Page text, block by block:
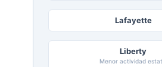
Lafayette
Liberty
Menor actividad